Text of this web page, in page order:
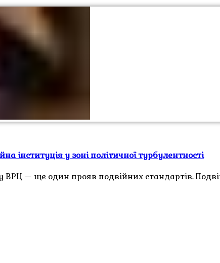
інституція у зоні політичної турбулентності
— ще один прояв подвійних стандартів.